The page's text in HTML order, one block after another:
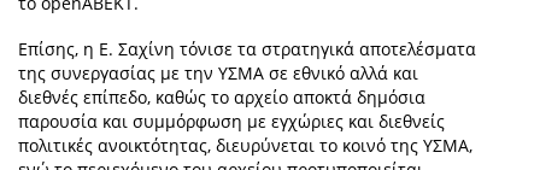
Επίσης, η Ε. Σαχίνη τόνισε τα στρατηγικά αποτελέσματα
της συνεργασίας με την ΥΣΜΑ σε εθνικό αλλά και
διεθνές επίπεδο, καθώς το αρχείο αποκτά δημόσια
παρουσία και συμμόρφωση με εγχώριες και διεθνείς
πολιτικές ανοικτότητας, διευρύνεται το κοινό της ΥΣΜΑ,